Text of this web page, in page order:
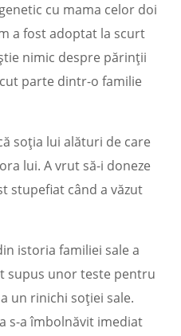
cu mama celor doi
a fost adoptat la scurt
nimic despre părinții
parte dintr-o familie
soția lui alături de care
lui. A vrut să-i doneze
stupefiat când a văzut
istoria familiei sale a
supus unor teste pentru
un rinichi soției sale.
s-a îmbolnăvit imediat